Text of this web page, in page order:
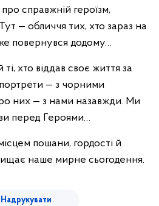
справжній героїзм,
— обличчя тих, хто зараз на
повернувся додому…
хто віддав своє життя за
— з чорними
них — з нами назавжди. Ми
перед Героями…
пошани, гордості й
наше мирне сьогодення.
Надрукувати